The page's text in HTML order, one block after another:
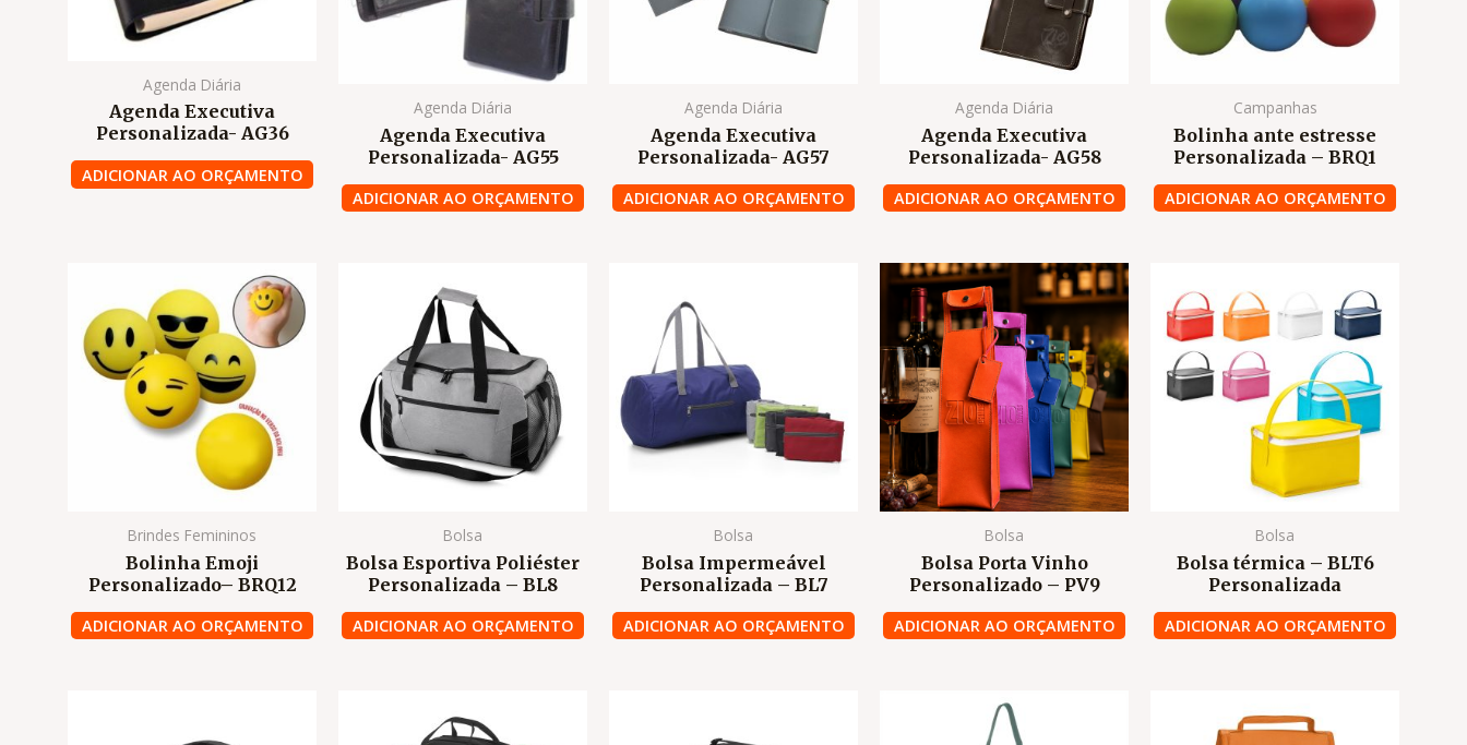
Agenda Diária
Agenda Executiva
Personalizada- AG36
ADICIONAR AO ORÇAMENTO
Agenda Diária
Agenda Executiva
Personalizada- AG55
ADICIONAR AO ORÇAMENTO
Agenda Diária
Agenda Executiva
Personalizada- AG57
ADICIONAR AO ORÇAMENTO
Agenda Diária
Agenda Executiva
Personalizada- AG58
ADICIONAR AO ORÇAMENTO
Campanhas
Bolinha ante estresse
Personalizada – BRQ1
ADICIONAR AO ORÇAMENTO
Brindes Femininos
Bolinha Emoji
Personalizado– BRQ12
ADICIONAR AO ORÇAMENTO
Bolsa
Bolsa Esportiva Poliéster
Personalizada – BL8
ADICIONAR AO ORÇAMENTO
Bolsa
Bolsa Impermeável
Personalizada – BL7
ADICIONAR AO ORÇAMENTO
Bolsa
Bolsa Porta Vinho
Personalizado – PV9
ADICIONAR AO ORÇAMENTO
Bolsa
Bolsa térmica – BLT6
Personalizada
ADICIONAR AO ORÇAMENTO